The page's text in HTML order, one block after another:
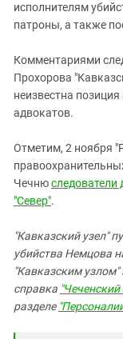
исполнителям
патроны, а также
Комментариями
Прохорова
неизвестна
адвокатов.
Отметим, 2 ноября
Чечнюследователи
"Север".
"Кавказский узел"
убийства Немцова
"Кавказским узлом"
справка
разделе